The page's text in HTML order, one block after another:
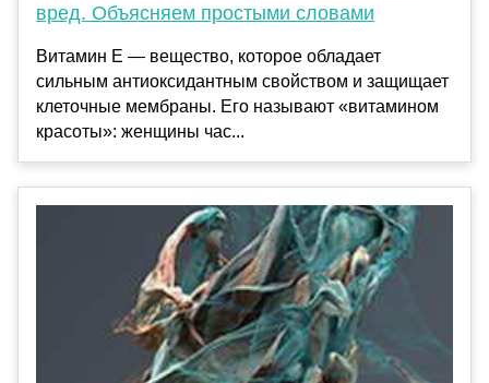
вред. Объясняем простыми словами
Витамин Е — вещество, которое обладает
сильным антиоксидантным свойством и защищает
клеточные мембраны. Его называют «витамином
красоты»: женщины час...